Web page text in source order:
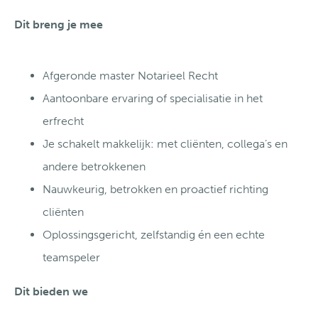
Dit breng je mee
Afgeronde master Notarieel Recht
Aantoonbare ervaring of specialisatie in het
erfrecht
Je schakelt makkelijk: met cliënten, collega’s en
andere betrokkenen
Nauwkeurig, betrokken en proactief richting
cliënten
Oplossingsgericht, zelfstandig én een echte
teamspeler
Dit bieden we